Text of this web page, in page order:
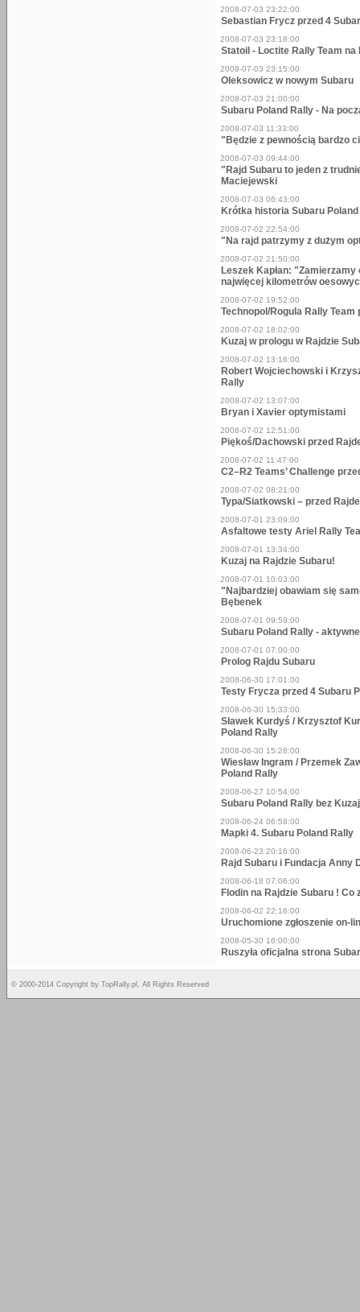
2008-07-03 23:22:00
Sebastian Frycz przed 4
2008-07-03 23:18:00
Statoil - Loctite Rally Team na
2008-07-03 23:15:00
Oleksowicz w nowym Subaru
2008-07-03 21:00:00
Subaru Poland Rally - Na
2008-07-03 11:33:00
"Będzie z pewnością bardzo
2008-07-03 09:44:00
"Rajd Subaru to jeden z
Maciejewski
2008-07-03 06:43:00
Krótka historia Subaru
2008-07-02 22:54:00
"Na rajd patrzymy z dużym
2008-07-02 21:50:00
Leszek Kapłan:
najwięcej kilometrów
2008-07-02 19:52:00
Technopol/Rogula Rally
2008-07-02 18:02:00
Kuzaj w prologu w Rajdzie
2008-07-02 13:16:00
Robert Wojciechowski i
Rally
2008-07-02 13:07:00
Bryan i Xavier optymistami
2008-07-02 12:51:00
Piękoś/Dachowski przed
2008-07-02 11:47:00
C2–R2 Teams’ Challenge
2008-07-02 08:21:00
Typa/Siatkowski – przed
2008-07-01 23:09:00
Asfaltowe testy Ariel Rally
2008-07-01 13:34:00
Kuzaj na Rajdzie Subaru!
2008-07-01 10:03:00
"Najbardziej obawiam się
Bębenek
2008-07-01 09:59:00
Subaru Poland Rally -
2008-07-01 07:00:00
Prolog Rajdu Subaru
2008-06-30 17:01:00
Testy Frycza przed 4 Subaru
2008-06-30 15:33:00
Sławek Kurdyś / Krzysztof
Poland Rally
2008-06-30 15:28:00
Wiesław Ingram / Przemek
Poland Rally
2008-06-27 10:54:00
Subaru Poland Rally bez
2008-06-24 06:58:00
Mapki 4. Subaru Poland Rally
2008-06-23 20:16:00
Rajd Subaru i Fundacja Anny
2008-06-18 07:06:00
Flodin na Rajdzie Subaru ! Co
2008-06-02 22:16:00
Uruchomione zgłoszenie on-
2008-05-30 16:00:00
Ruszyła oficjalna strona
© 2000-2014 Copyright by TopRally.pl, All Rights Reserved